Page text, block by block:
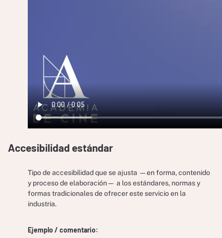
Accesibilidad estándar
Tipo de accesibilidad que se ajusta —en forma, contenido
y proceso de elaboración— a los estándares, normas y
formas tradicionales de ofrecer este servicio en la
industria.
Ejemplo / comentario: